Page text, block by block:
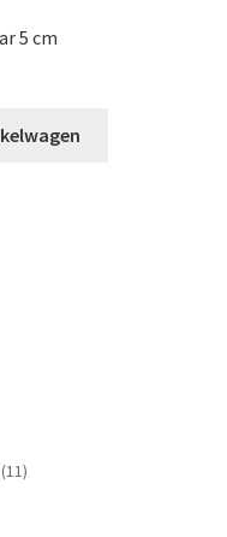
5 cm
1111